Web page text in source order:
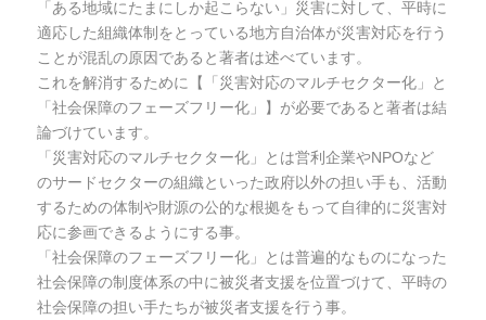
「ある地域にたまにしか起こらない」災害に対して、平時に
適応した組織体制をとっている地方自治体が災害対応を行う
ことが混乱の原因であると著者は述べています。
これを解消するために【「災害対応のマルチセクター化」と
「社会保障のフェーズフリー化」】が必要であると著者は結
論づけています。
「災害対応のマルチセクター化」とは営利企業やNPOなど
のサードセクターの組織といった政府以外の担い手も、活動
するための体制や財源の公的な根拠をもって自律的に災害対
応に参画できるようにする事。
「社会保障のフェーズフリー化」とは普遍的なものになった
社会保障の制度体系の中に被災者支援を位置づけて、平時の
社会保障の担い手たちが被災者支援を行う事。